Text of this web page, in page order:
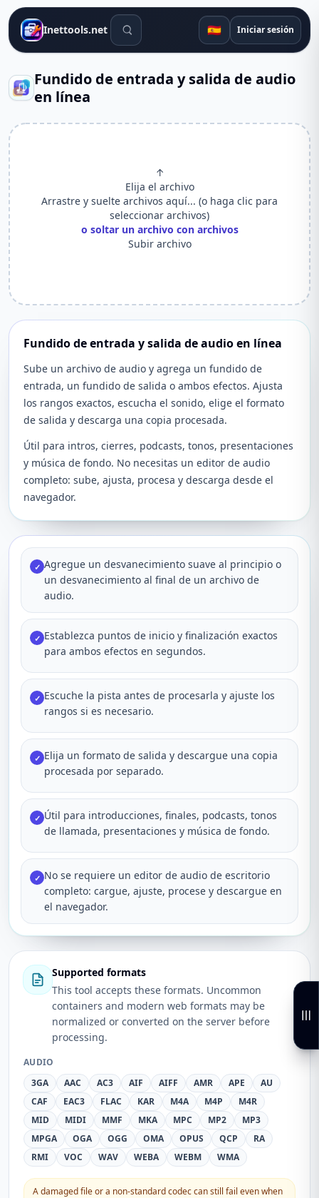
Inettools.net Herramientas de búsqueda
🇪🇸 Iniciar sesión
Fundido de entrada y salida de audio
en línea
↑
Elija el archivo
Arrastre y suelte archivos aquí... (o haga clic para
seleccionar archivos)
o soltar un archivo con archivos
Subir archivo
Fundido de entrada y salida de audio en línea
Sube un archivo de audio y agrega un fundido de
entrada, un fundido de salida o ambos efectos. Ajusta
los rangos exactos, escucha el sonido, elige el formato
de salida y descarga una copia procesada.
Útil para intros, cierres, podcasts, tonos, presentaciones
y música de fondo. No necesitas un editor de audio
completo: sube, ajusta, procesa y descarga desde el
navegador.
✓ Agregue un desvanecimiento suave al principio o
un desvanecimiento al final de un archivo de
audio.
✓ Establezca puntos de inicio y finalización exactos
para ambos efectos en segundos.
✓ Escuche la pista antes de procesarla y ajuste los
rangos si es necesario.
✓ Elija un formato de salida y descargue una copia
procesada por separado.
✓ Útil para introducciones, finales, podcasts, tonos
de llamada, presentaciones y música de fondo.
✓ No se requiere un editor de audio de escritorio
completo: cargue, ajuste, procese y descargue en
el navegador.
Supported formats
This tool accepts these formats. Uncommon
containers and modern web formats may be
normalized or converted on the server before
processing.
AUDIO
3GA
AAC AC3 AIF AIFF AMR APE
AU
CAF
EAC3 FLAC KAR M4A M4P
M4R
MID
MIDI MMF MKA MPC MP2
MP3
MPGA
OGA OGG OMA OPUS QCP
RA
RMI
VOC WAV WEBA WEBM WMA
A damaged file or a non-standard codec can still fail even when